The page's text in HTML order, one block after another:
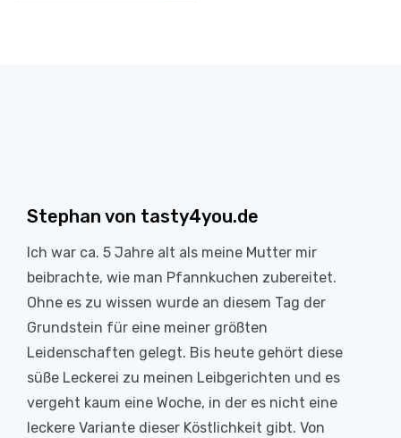
Stephan von tasty4you.de
Ich war ca. 5 Jahre alt als meine Mutter mir
beibrachte, wie man Pfannkuchen zubereitet.
Ohne es zu wissen wurde an diesem Tag der
Grundstein für eine meiner größten
Leidenschaften gelegt. Bis heute gehört diese
süße Leckerei zu meinen Leibgerichten und es
vergeht kaum eine Woche, in der es nicht eine
leckere Variante dieser Köstlichkeit gibt. Von